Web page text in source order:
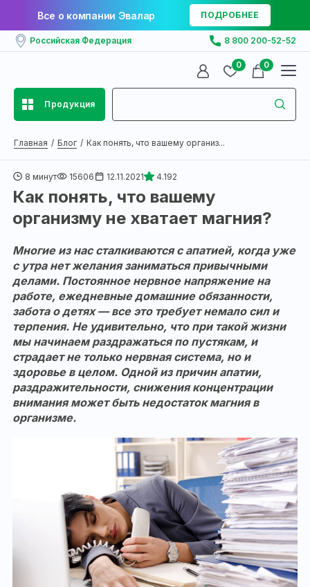
Все о компании Эвалар ПОДРОБНЕЕ
Российская Федерация 8 800 200-52-52
0 0
Продукция
Главная Блог Как понять, что вашему организ...
8 минут 15606 12.11.2021 4.192
Как понять, что вашему
организму не хватает магния?
Многие из нас сталкиваются с апатией, когда уже
с утра нет желания заниматься привычными
делами. Постоянное нервное напряжение на
работе, ежедневные домашние обязанности,
забота о детях — все это требует немало сил и
терпения. Не удивительно, что при такой жизни
мы начинаем раздражаться по пустякам, и
страдает не только нервная система, но и
здоровье в целом. Одной из причин апатии,
раздражительности, снижения концентрации
внимания может быть недостаток магния в
организме.